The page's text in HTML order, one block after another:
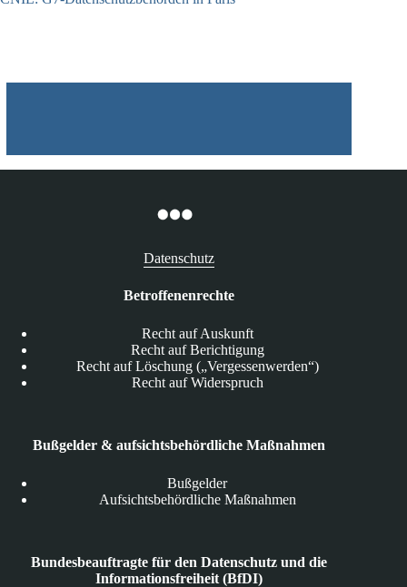
Datenschutz
Betroffenenrechte
Recht auf Auskunft
Recht auf Berichtigung
Recht auf Löschung („Vergessenwerden“)
Recht auf Widerspruch
Bußgelder & aufsichtsbehördliche Maßnahmen
Bußgelder
Aufsichtsbehördliche Maßnahmen
Bundesbeauftragte für den Datenschutz und die
Informationsfreiheit (BfDI)